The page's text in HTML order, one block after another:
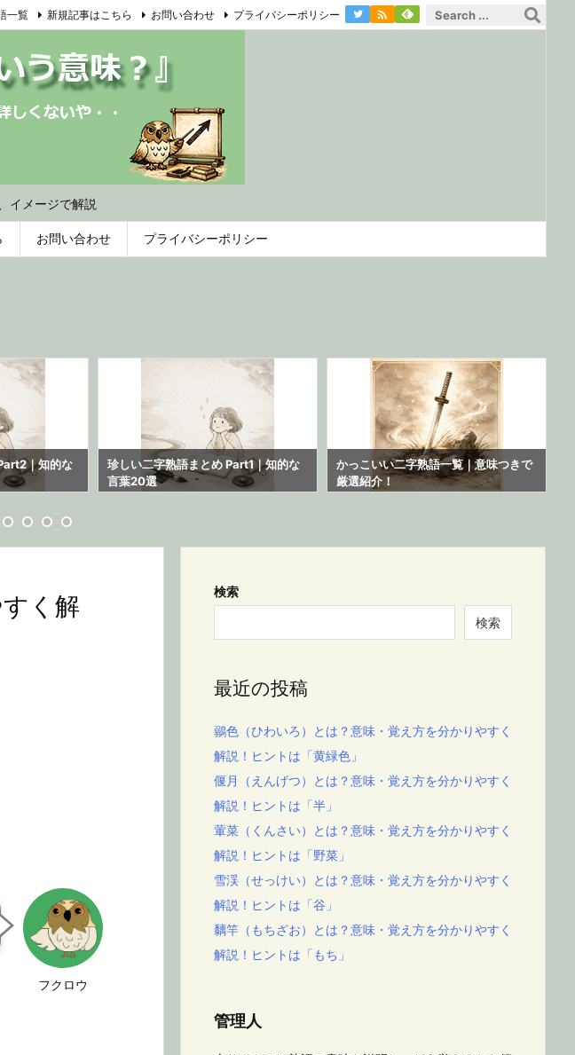
イメージで解説
お問い合わせ プライバシーポリシー
一覧 新規記事はこちら お問い合わせ プライバシーポリシー 
｜知的な
珍しい二字熟語まとめ Part1｜知的な
言葉20選
かっこいい二字熟語一覧｜意味つきで
厳選紹介！
く解
フクロウ
検索
検索
最近の投稿
鶸色（ひわいろ）とは？意味・覚え方を分かりやすく
解説！ヒントは「黄緑色」
偃月（えんげつ）とは？意味・覚え方を分かりやすく
解説！ヒントは「半」
葷菜（くんさい）とは？意味・覚え方を分かりやすく
解説！ヒントは「野菜」
雪渓（せっけい）とは？意味・覚え方を分かりやすく
解説！ヒントは「谷」
黐竿（もちざお）とは？意味・覚え方を分かりやすく
解説！ヒントは「もち」
管理人